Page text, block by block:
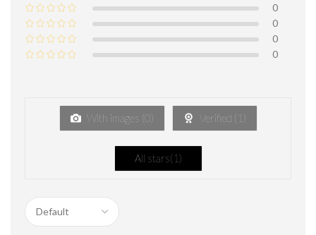
0
0
0
0
With images (0) Verified ( 1 )
All stars(1)